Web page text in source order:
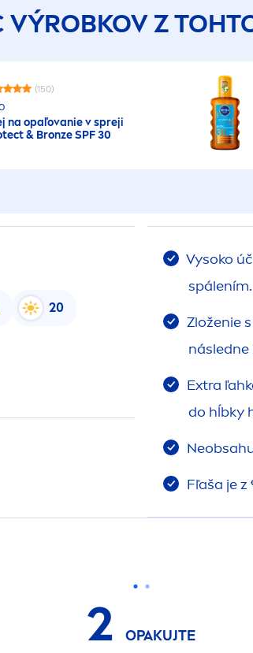
VÝROBKOV Z
(150)
na opaľovanie v spreji
& BronzeSPF 30
20
Vysoko
spálením.
Zloženie
následne
Extra
do hĺbky
Fľaša je
2
OPAKUJTE